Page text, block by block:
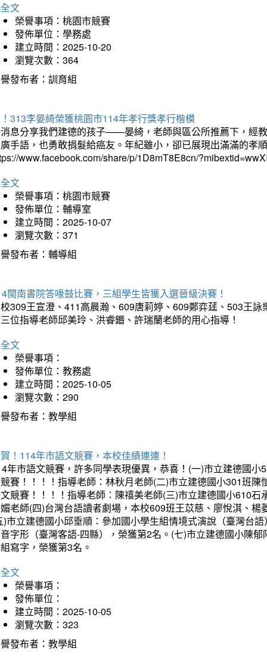
文
榮譽事項：桃園市競賽
發佈單位：學務處
建立時間：2025-10-20
瀏覽次數：364
發布者：訓育組
313李晏綺榮獲桃園市114年孝行獎孝行楷模
息分享我們建德的孩子——晏綺，老師與區公所推薦下，經
手語，也勇敢捐髮給癌友。年紀雖小，卻已展現出滿滿的孝
www.facebook.com/share/p/1D8mT8E8cn/
文
榮譽事項：桃園市競賽
發佈單位：輔導室
建立時間：2025-10-07
瀏覽次數：371
發布者：輔導組
閩南書院答喙鼓比賽，三組學生皆獲入選晉級決賽！
309王宣澄、411高晨瀚、609唐莉婷、609鄭弈莛、503王
位指導老師邱美玲、洪睿鍲、許瑞蘭老師的用心指導！
文
榮譽事項：
發佈單位：教務處
建立時間：2025-10-05
瀏覽次數：290
發布者：教學組
！114年市語文競賽，本校佳績連連！
年市語文競賽，許多同學表現優異，恭喜！(一)市立建德國
賽！！！！指導老師：林秋月老師(二)市立建德國小301班
競賽！！！！指導老師：陳禧美老師(三)市立建德國小610
老師(四)台灣台語讀者劇場，本校609班王苡慈、廖悅淇、
)市立建德國小邱垂順：參加國小學生組情境式演說（臺灣台
字形（臺灣客語-四縣），榮獲第2名。(七)市立建德國小陳
寫字，榮獲第3名。
文
榮譽事項：
發佈單位：
建立時間：2025-10-05
瀏覽次數：323
發布者：教學組